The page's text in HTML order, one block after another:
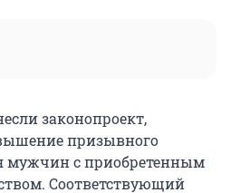
законопроект,
призывного
мужчин с приобретенным
Соответствующий